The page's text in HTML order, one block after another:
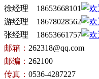
徐经理 18653668101
游经理 18678028562
张经理 18653661757
邮箱： 262318@qq.com
邮编： 262100
传真： 0536-4287227